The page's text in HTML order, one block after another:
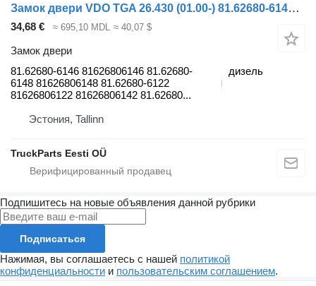
Замок двери VDO TGA 26.430 (01.00-) 81.62680-6146 для тягача MAN 4-series, TGA (1993-2009)
34,68 € ≈ 695,10 MDL ≈ 40,07 $
Замок двери
81.62680-6146 81626806146 81.62680-
6148 81626806148 81.62680-6122
81626806122 81626806142 81.62680...
дизель
Эстония, Tallinn
TruckParts Eesti OÜ
Подпишитесь на новые объявления данной рубрики
Подписаться
Нажимая, вы соглашаетесь с нашей политикой
конфиденциальности и пользовательским соглашением.